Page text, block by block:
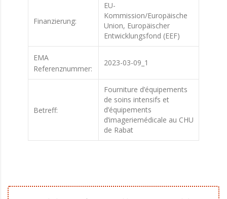
Finanzierung:
EU-
Kommission/Europäische
Union, Europäischer
Entwicklungsfond (EEF)
EMA
Referenznummer:
2023-03-09_1
Betreff:
Fourniture d’équipements
de soins intensifs et
d’équipements
d’imageriemédicale au CHU
de Rabat